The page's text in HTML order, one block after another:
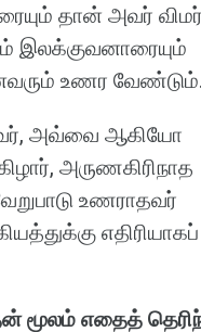
தான் அவர்
இலக்குவனாரையும்
உணர வேண்டும்
, அவ்வை ஆகியோ
, அருணகிரிநாத
உணராதவர்
எதிரியாகப்
மூலம் எதைத்